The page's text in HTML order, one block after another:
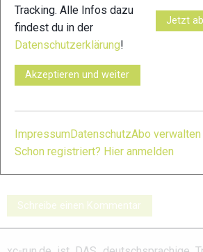
© Bilder 1 - 8: Felgenhauer;
VERWANDTE ARTIKEL
Salomon S/Lab
Ultra 3: Galerie
INOV8 X-Talon G
235: Galerie
Schreibe einen Kommentar
Tracking. Alle Infos dazu
findest du in der
Datenschutzerklärung!
Akzeptieren und weiter
Jetzt
Impressum DatenschutzAbo verwalten
Schon registriert? Hier anmelden